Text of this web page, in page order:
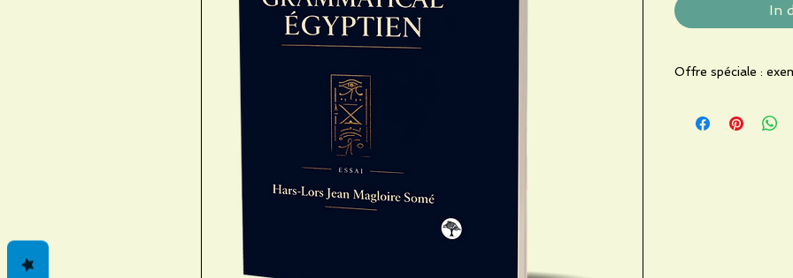
In
Offre spéciale :
d'une opération